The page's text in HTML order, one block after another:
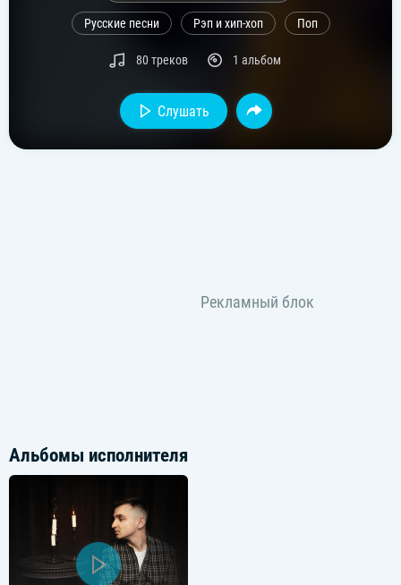
Русские песни Рэп и хип-хоп Поп
80 треков 1 альбом
Слушать
Альбомы исполнителя